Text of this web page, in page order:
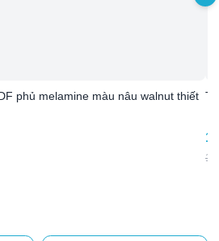
phủ melamine màu nâu walnut thiết